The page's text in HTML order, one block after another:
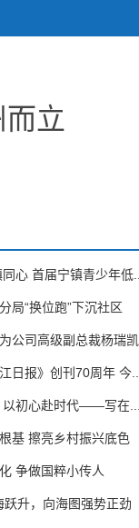
而立
心 首届宁镇青少年低...
局“换位跑”下沉社区
公司高级副总裁杨瑞凯
日报》创刊70周年 今...
以初心赴时代——写在...
基 擦亮乡村振兴底色
争做国粹小传人
升，向海图强势正劲